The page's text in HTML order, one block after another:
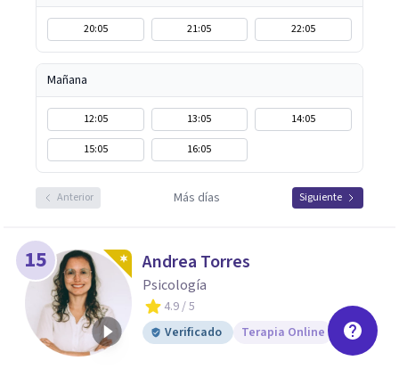
20:05 21:05 22:05
Mañana
12:05 13:05
14:05
15:05
16:05
Anterior Más días Siguiente
15 Andrea Torres
Psicología
4.9/ 5
Verificado
Terapia Online